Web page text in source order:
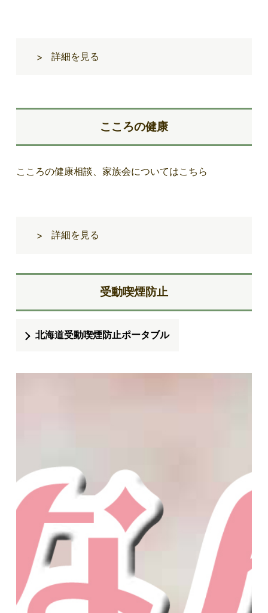
> 詳細を見る
こころの健康
こころの健康相談、家族会についてはこちら
> 詳細を見る
受動喫煙防止
北海道受動喫煙防止ポータブル